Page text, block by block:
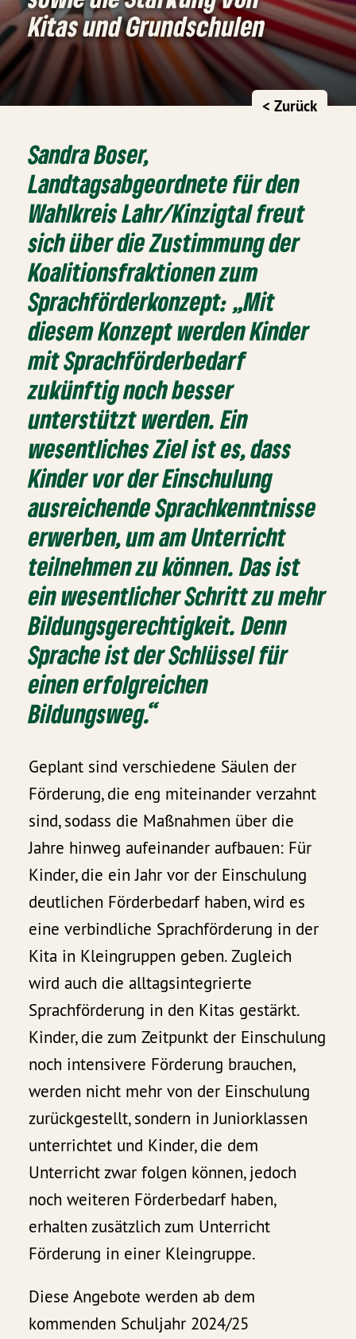
Kitas und Grundschulen
< Zurück
Sandra Boser,
Landtagsabgeordnete für den
Wahlkreis Lahr/Kinzigtal freut
sich über die Zustimmung der
Koalitionsfraktionen zum
Sprachförderkonzept: „Mit
diesem Konzept werden Kinder
mit Sprachförderbedarf
zukünftig noch besser
unterstützt werden. Ein
wesentliches Ziel ist es, dass
Kinder vor der Einschulung
ausreichende Sprachkenntnisse
erwerben, um am Unterricht
teilnehmen zu können. Das ist
ein wesentlicher Schritt zu mehr
Bildungsgerechtigkeit. Denn
Sprache ist der Schlüssel für
einen erfolgreichen
Bildungsweg.“
Geplant sind verschiedene Säulen der
Förderung, die eng miteinander verzahnt
sind, sodass die Maßnahmen über die
Jahre hinweg aufeinander aufbauen: Für
Kinder, die ein Jahr vor der Einschulung
deutlichen Förderbedarf haben, wird es
eine verbindliche Sprachförderung in der
Kita in Kleingruppen geben. Zugleich
wird auch die alltagsintegrierte
Sprachförderung in den Kitas gestärkt.
Kinder, die zum Zeitpunkt der Einschulung
noch intensivere Förderung brauchen,
werden nicht mehr von der Einschulung
zurückgestellt, sondern in Juniorklassen
unterrichtet und Kinder, die dem
Unterricht zwar folgen können, jedoch
noch weiteren Förderbedarf haben,
erhalten zusätzlich zum Unterricht
Förderung in einer Kleingruppe.
Diese Angebote werden ab dem
kommenden Schuljahr 2024/25